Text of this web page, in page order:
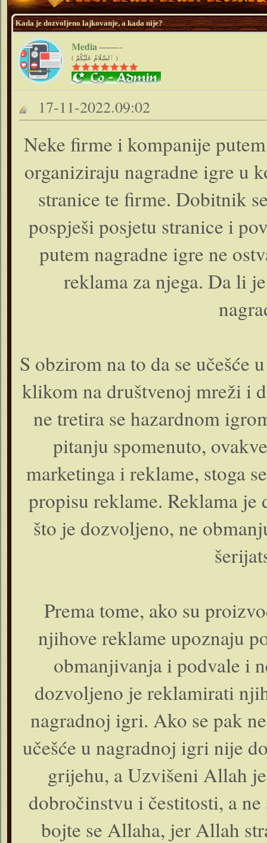
Kada je dozvoljeno lajkovanje, a kada nije?
Media
( ٱلسَّلَامُ عَلَيْكُمْ )
17-11-2022.09:02
Neke firme i kompanije
organiziraju nagradne igre u
stranice te firme. Dobitnik
pospješi posjetu stranice i
putem nagradne igre ne
reklama za njega. Da li
S obzirom na to da se
klikom na društvenoj mreži i
ne tretira se hazardnom
pitanju spomenuto,
marketinga i reklame, stoga
propisu reklame. Reklama
što je dozvoljeno, ne
Prema tome, ako su
njihove reklame upoznaju
obmanjivanja i podvale i
dozvoljeno je reklamirati
nagradnoj igri. Ako se pak
učešće u nagradnoj igri nije
grijehu, a Uzvišeni Allah
dobročinstvu i čestitosti, a
bojte se Allaha, jer Allah